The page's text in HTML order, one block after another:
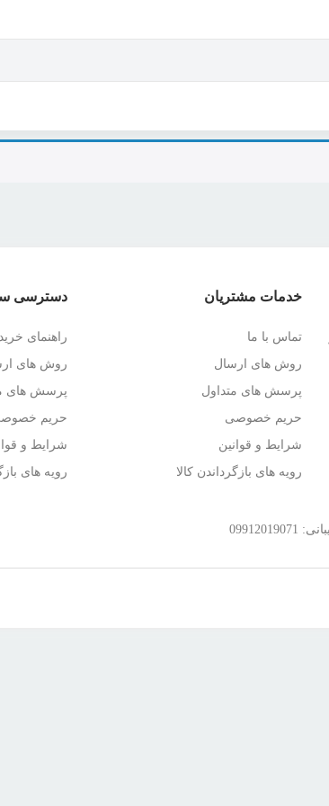
خدمات مشتریان
تماس با ما
روش های ارسال
پرسش های متداول
حریم خصوصی
شرایط و قوانین
رویه های بازگرداندن کالا
دسترسی
راهنمای خرید
روش های
پرسش های
حریم
شرایط و
رویه های